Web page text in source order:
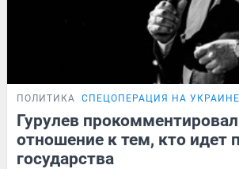
ПОЛИТИКА СПЕЦОПЕРАЦИЯ НА УКРАИНЕ
Гурулев
отношение к тем, кто идет
государства